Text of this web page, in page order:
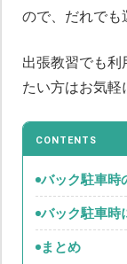
ので、だれでも
出張教習でも利
たい方はお気軽
CONTENTS
バック駐車時
バック駐車時
まとめ